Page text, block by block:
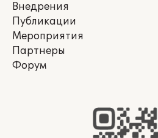
Внедрения
Публикации
Мероприятия
Партнеры
Форум